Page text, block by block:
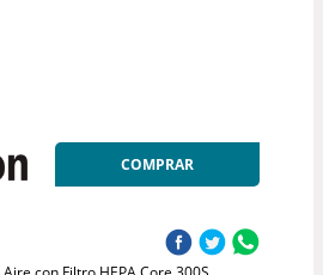
COMPRAR